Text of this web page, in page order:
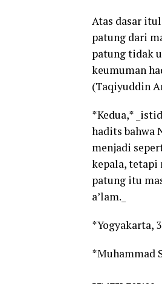
Atas dasar
patung dari
patung tidak
keumuman
(Taqiyuddin
*Kedua,*
hadits bahwa
menjadi
kepala, tetapi
patung itu
a’lam._
*Yogyakarta,
*Muhammad